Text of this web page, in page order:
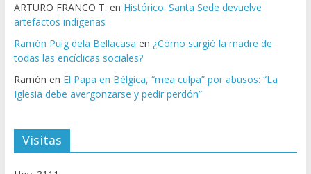
ARTURO FRANCO T. en Histórico: Santa Sede devuelve
artefactos indígenas
Ramón Puig dela Bellacasa en ¿Cómo surgió la madre de
todas las encíclicas sociales?
Ramón en El Papa en Bélgica, “mea culpa” por abusos: “La
Iglesia debe avergonzarse y pedir perdón”
Visitas